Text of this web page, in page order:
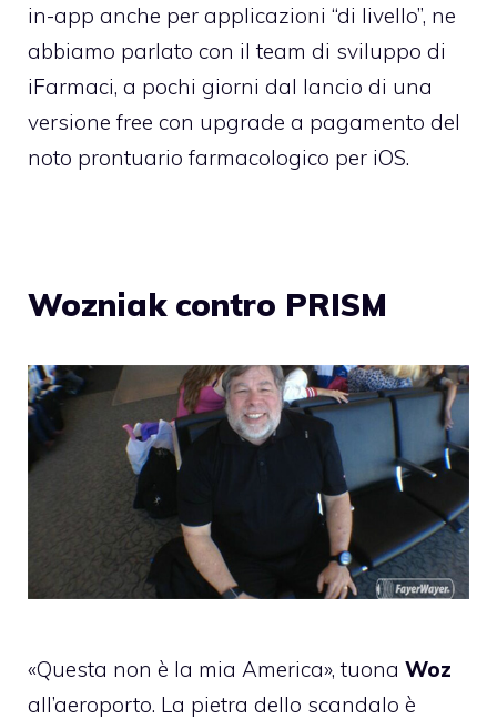
in-app anche per applicazioni “di livello”, ne
abbiamo parlato con il team di sviluppo di
iFarmaci, a pochi giorni dal lancio di una
versione free con upgrade a pagamento del
noto prontuario farmacologico per iOS.
Wozniak contro PRISM
«Questa non è la mia America», tuona Woz
all’aeroporto. La pietra dello scandalo è